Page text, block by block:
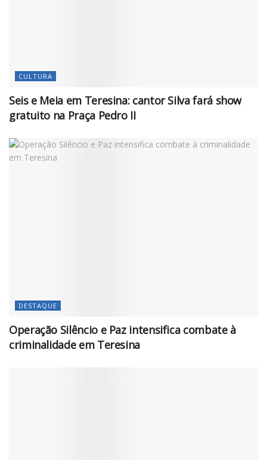
CULTURA
Seis e Meia em Teresina: cantor Silva fará show
gratuito na Praça Pedro II
DESTAQUE
Operação Silêncio e Paz intensifica combate à
criminalidade em Teresina